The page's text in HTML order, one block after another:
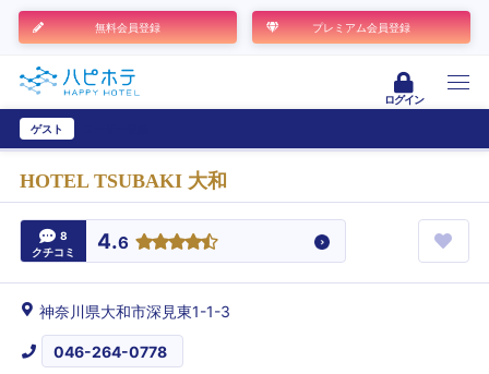
無料会員登録 プレミアム会員登録
ログイン
ゲスト
HOTEL TSUBAKI 大和
8
クチコミ
4.6
神奈川県大和市深見東1-1-3
046-264-0778